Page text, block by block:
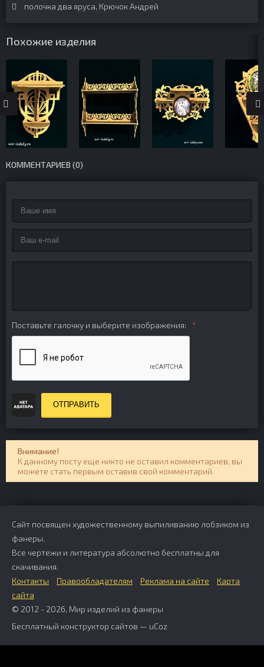
полочка два яруса, Крючок Андрей
Похожие изделия
КОММЕНТАРИЕВ (0)
Поставьте галочку и выберите изображения:
ОТПРАВИТЬ
Внимание!
К данному посту еще никто не оставил комментариев, вы
можете стать первым оставив свой комментарий.
Сайт посвящен художественному выпиливанию лобзиком из
фанеры.
Все чертежи и литература абсолютно бесплатны для
скачивания.
Контакты
Правообладателям Реклама на сайте
Карта
сайта
© 2012 - 2026, Мир изделий из фанеры
Бесплатный конструктор сайтов — uCoz